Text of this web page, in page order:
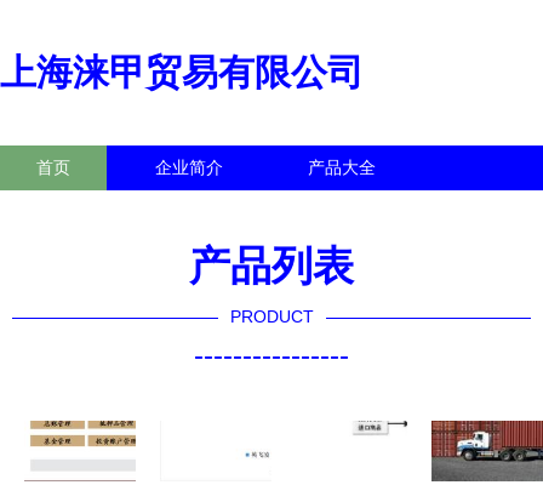
上海涞甲贸易有限公司
首页 企业简介 产品大全
产品列表
PRODUCT
----------------